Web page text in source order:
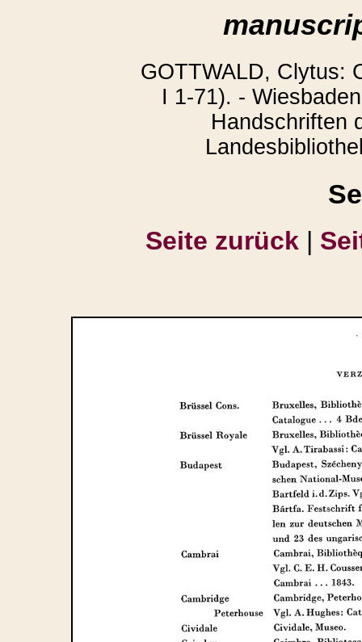
GOTTWALD, Clytus:
I 1-71). -
Handschriften
Seite zurück |